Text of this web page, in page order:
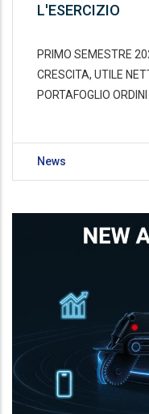
L'ESERCIZIO
PRIMO SEMESTRE
CRESCITA, UTILE
PORTAFOGLIO
News